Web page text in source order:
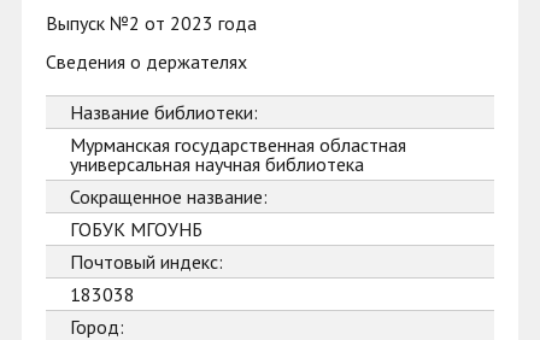
Выпуск №2 от 2023 года
Сведения о держателях
Название библиотеки:
Мурманская государственная областная
универсальная научная библиотека
Сокращенное название:
ГОБУК МГОУНБ
Почтовый индекс:
183038
Город: